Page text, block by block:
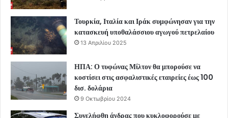
Τουρκία, Ιταλία και Ιράκ συμφώνησαν για την
κατασκευή υποθαλάσσιου αγωγού πετρελαίου
13 Απριλίου 2025
ΗΠΑ: Ο τυφώνας Μίλτον θα μπορούσε να
κοστίσει στις ασφαλιστικές εταιρείες έως 100
δισ. δολάρια
9 Οκτωβρίου 2024
Συνελήφθη άνδρας που κυκλοφορούσε με